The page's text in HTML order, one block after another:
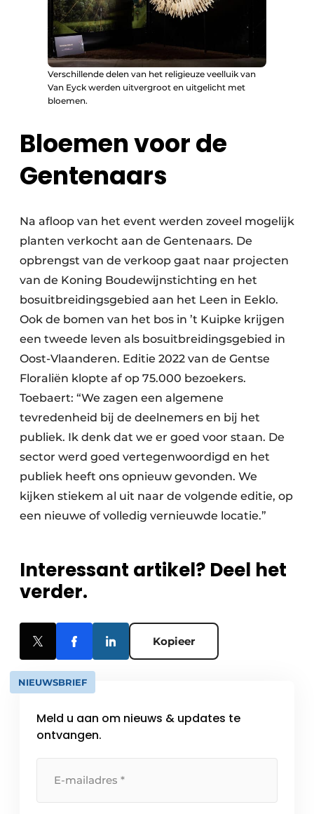
Verschillende delen van het religieuze veelluik van
Van Eyck werden uitvergroot en uitgelicht met
bloemen.
Bloemen voor de
Gentenaars
Na afloop van het event werden zoveel mogelijk
planten verkocht aan de Gentenaars. De
opbrengst van de verkoop gaat naar projecten
van de Koning Boudewijnstichting en het
bosuitbreidingsgebied aan het Leen in Eeklo.
Ook de bomen van het bos in ’t Kuipke krijgen
een tweede leven als bosuitbreidingsgebied in
Oost-Vlaanderen. Editie 2022 van de Gentse
Floraliën klopte af op 75.000 bezoekers.
Toebaert: “We zagen een algemene
tevredenheid bij de deelnemers en bij het
publiek. Ik denk dat we er goed voor staan. De
sector werd goed vertegenwoordigd en het
publiek heeft ons opnieuw gevonden. We
kijken stiekem al uit naar de volgende editie, op
een nieuwe of volledig vernieuwde locatie.”
Interessant artikel? Deel het
verder.
Kopieer
NIEUWSBRIEF
Meld u aan om nieuws & updates te
ontvangen.